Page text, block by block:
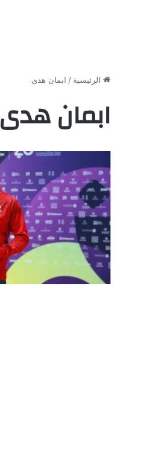
الرئيسية / ابمان هدى
ابمان هدى